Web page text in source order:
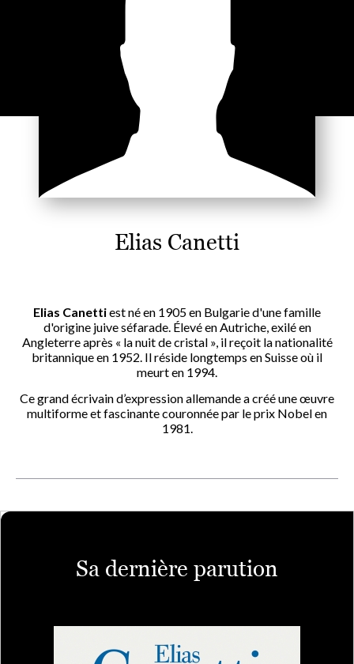
Elias Canetti
Elias Canettiest né en 1905 en Bulgarie d'une famille
d'origine juive séfarade. Élevé en Autriche, exilé en
Angleterre après « la nuit de cristal », il reçoit la nationalité
britannique en 1952. Il réside longtemps en Suisse où il
meurt en 1994.
Ce grand écrivain d’expression allemande a créé une œuvre
multiforme et fascinante couronnée par le prix Nobel en
1981.
Sa dernière parution